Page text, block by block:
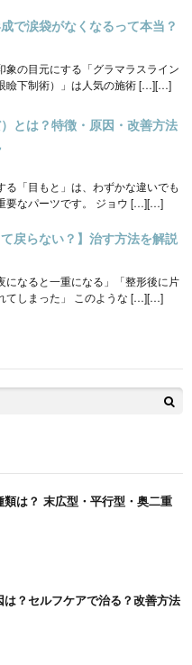
で涙袋がなくなるって本当？
象の目元にする「グラマラスライン
瞼下制術）」は人気の施術 […][…]
とは？特徴・原因・改善方法
る「目もと」は、わずかな違いでも
要なパーツです。 ジョウ […][…]
戻らない？】治す方法を解説
になると一重になる」「整形後に片
てしまった」 このような […][…]
は？ 末広型・平行型・奥二重
？セルフケアで治る？改善方法